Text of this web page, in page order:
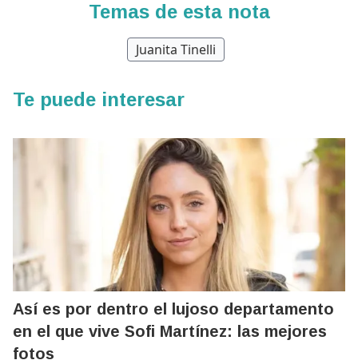
Temas de esta nota
Juanita Tinelli
Te puede interesar
Así es por dentro el lujoso departamento
en el que vive Sofi Martínez: las mejores
fotos